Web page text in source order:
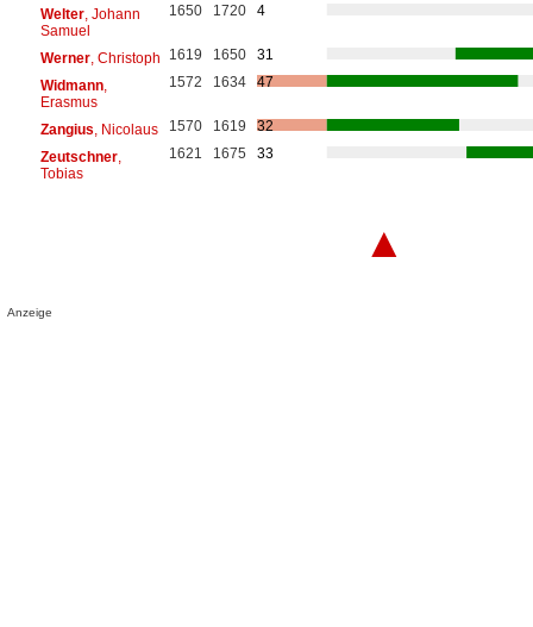
Welter, Johann
Samuel
1650 1720 4
Werner, Christoph 1619 1650
31
Widmann,
Erasmus
1572 1634 47
Zangius , Nicolaus 1570 1619
32
Zeutschner,
Tobias
1621 1675 33
▲
Anzeige